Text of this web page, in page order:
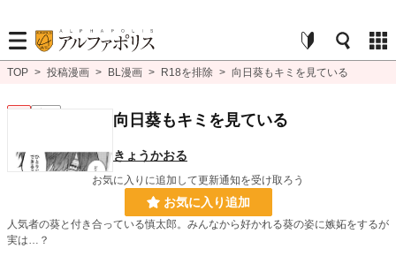
TOP > 投稿漫画 > BL漫画 > R18を排除 > 向日葵もキミを見ている
向日葵もキミを見ている
きょうかおる
お気に入りに追加して更新通知を受け取ろう
お気に入り追加
人気者の葵と付き合っている慎太郎。みんなから好かれる葵の姿に嫉妬をするが
実は…？